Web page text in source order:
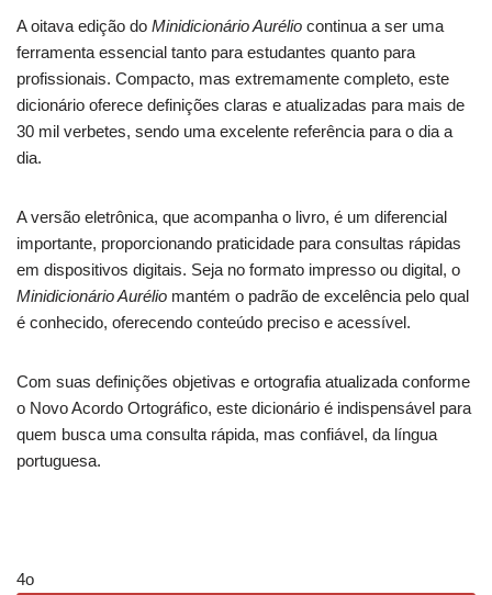
A oitava edição do Minidicionário Aurélio continua a ser uma
ferramenta essencial tanto para estudantes quanto para
profissionais. Compacto, mas extremamente completo, este
dicionário oferece definições claras e atualizadas para mais de
30 mil verbetes, sendo uma excelente referência para o dia a
dia.
A versão eletrônica, que acompanha o livro, é um diferencial
importante, proporcionando praticidade para consultas rápidas
em dispositivos digitais. Seja no formato impresso ou digital, o
Minidicionário Aurélio mantém o padrão de excelência pelo qual
é conhecido, oferecendo conteúdo preciso e acessível.
Com suas definições objetivas e ortografia atualizada conforme
o Novo Acordo Ortográfico, este dicionário é indispensável para
quem busca uma consulta rápida, mas confiável, da língua
portuguesa.
4o